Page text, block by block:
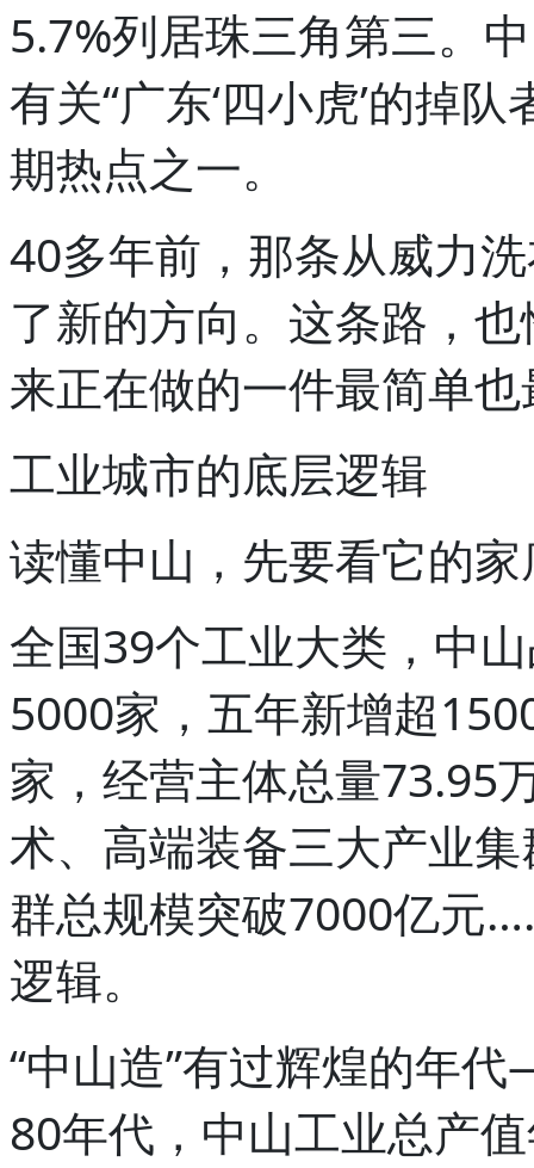
5.7%列居珠三角第三。
有关“广东‘四小虎’的掉
期热点之一。
40多年前，那条从威力
了新的方向。这条路，
来正在做的一件最简单
工业城市的底层逻辑
读懂中山，先要看它的
全国39个工业大类，中
5000家，五年新增超
家，经营主体总量73.95
术、高端装备三大产业
群总规模突破7000亿元
逻辑。
“中山造”有过辉煌的年
80年代，中山工业总产